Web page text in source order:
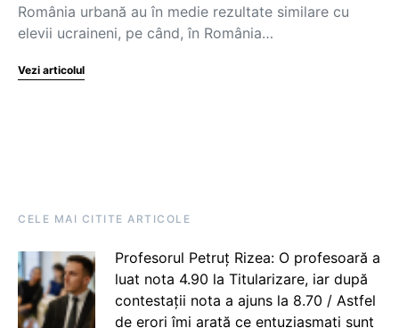
România urbană au în medie rezultate similare cu
elevii ucraineni, pe când, în România…
Vezi articolul
CELE MAI CITITE ARTICOLE
Profesorul Petruț Rizea: O profesoară a
luat nota 4.90 la Titularizare, iar după
contestații nota a ajuns la 8.70 / Astfel
de erori îmi arată ce entuziasmați sunt